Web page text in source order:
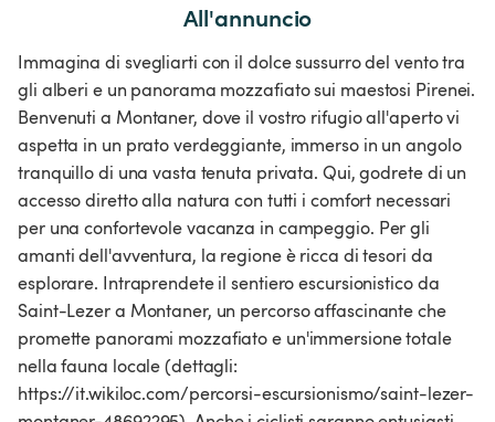
All'annuncio
Immagina di svegliarti con il dolce sussurro del vento tra
gli alberi e un panorama mozzafiato sui maestosi Pirenei.
Benvenuti a Montaner, dove il vostro rifugio all'aperto vi
aspetta in un prato verdeggiante, immerso in un angolo
tranquillo di una vasta tenuta privata. Qui, godrete di un
accesso diretto alla natura con tutti i comfort necessari
per una confortevole vacanza in campeggio. Per gli
amanti dell'avventura, la regione è ricca di tesori da
esplorare. Intraprendete il sentiero escursionistico da
Saint-Lezer a Montaner, un percorso affascinante che
promette panorami mozzafiato e un'immersione totale
nella fauna locale (dettagli:
https://it.wikiloc.com/percorsi-escursionismo/saint-lezer-